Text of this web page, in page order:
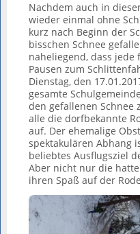
Nachdem auch in
wieder einmal ohne
kurz nach Beginn der
bisschen Schnee
naheliegend, dass
Pausen zum
Dienstag, den
gesamte
den gefallenen Schnee
alle die dorfbekannte
auf. Der ehemalige
spektakulären Abhang
beliebtes Ausflugsziel
Aber nicht nur die
ihren Spaß auf der